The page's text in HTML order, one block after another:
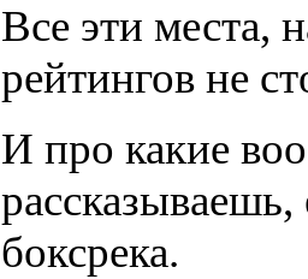
Все эти места,
рейтингов не
И про какие
рассказываешь,
боксрека.